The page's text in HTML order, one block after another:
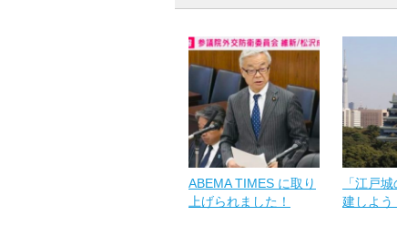
ABEMA TIMES に取り
上げられました！
「江戸
建しよう